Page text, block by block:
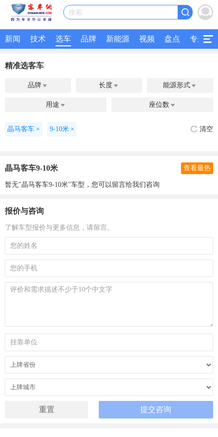
搜索
新闻 技术 选车 品牌 新能源 视频 盘点 专题
精准选客车
品牌  长度  能源形式 
用途  座位数 
晶马客车 × 9-10米 × 清空
晶马客车9-10米 查看最热
暂无"晶马客车9-10米"车型，您可以留言给我们咨询
报价与咨询
了解车型报价与更多信息，请留言。